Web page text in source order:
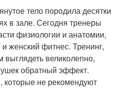
тело породила десятки
в зале. Сегодня тренеры
физиологии и анатомии,
женский фитнес. Тренинг,
выглядеть великолепно,
обратный эффект.
не рекомендуют